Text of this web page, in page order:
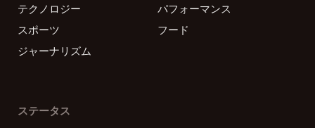
テクノロジー
パフォーマンス
スポーツ
フード
ジャーナリズム
ステータス